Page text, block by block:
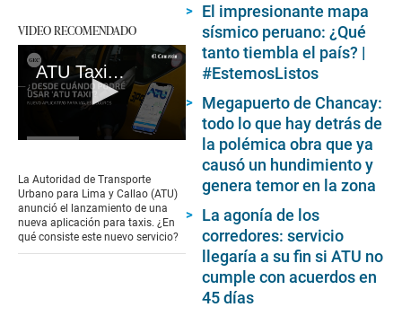
VIDEO RECOMENDADO
ATU Taxi: conoce la nueva opción que ofrece el gobierno a Lima y Callao
of
1
minute,
39
seconds
La Autoridad de Transporte
Urbano para Lima y Callao (ATU)
anunció el lanzamiento de una
nueva aplicación para taxis. ¿En
qué consiste este nuevo servicio?
El impresionante mapa
sísmico peruano: ¿Qué
tanto tiembla el país? |
#EstemosListos
Megapuerto de Chancay:
todo lo que hay detrás de
la polémica obra que ya
causó un hundimiento y
genera temor en la zona
La agonía de los
corredores: servicio
llegaría a su fin si ATU no
cumple con acuerdos en
45 días